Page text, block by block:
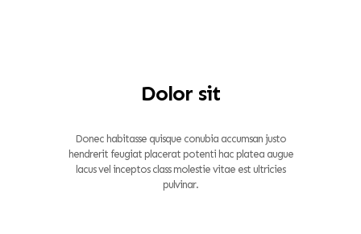
Dolor sit
Donec habitasse quisque conubia accumsan justo
hendrerit feugiat placerat potenti hac platea augue
lacus vel inceptos class molestie vitae est ultricies
pulvinar.